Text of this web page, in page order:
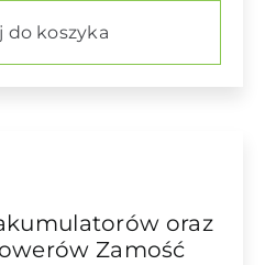
do koszyka
oraz
Zamość